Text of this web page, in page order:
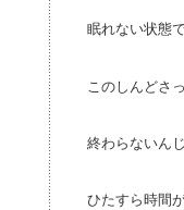
眠れない状態
このしんどさ
終わらないん
ひたすら時間